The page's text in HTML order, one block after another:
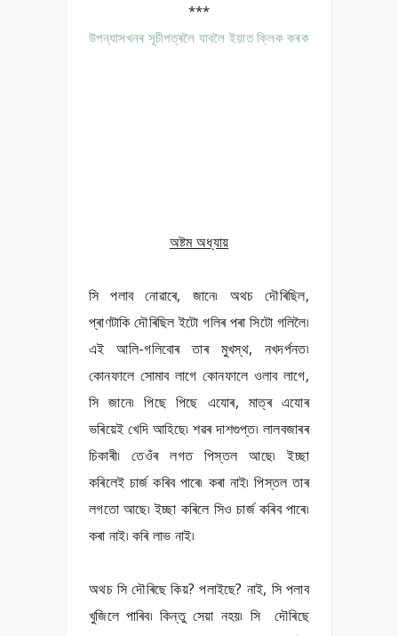
***
উপন্যাসখনৰ সূচীপত্ৰলৈ যাবলৈ ইয়াত ক্লিক কৰক
অষ্টম অধ্যায়
সি পলাব নোৱাৰে, জানে৷ অথচ দৌৰিছিল,
প্ৰাণটাকি দৌৰিছিল ইটো গলিৰ পৰা সিটো গলিলৈ৷
এই আলি-গলিবোৰ তাৰ মুখস্থ, নখদৰ্পনত৷
কোনফালে সোমাব লাগে কোনফালে ওলাব লাগে,
সি জানে৷ পিছে পিছে এযোৰ, মাত্ৰ এযোৰ
ভৰিয়েই খেদি আহিছে৷ শৱৰ দাশগুপ্ত৷ লালবজাৰৰ
চিকাৰী৷ তেওঁৰ লগত পিস্তল আছে৷ ইচ্ছা
কৰিলেই চাৰ্জ কৰিব পাৰে৷ কৰা নাই৷ পিস্তল তাৰ
লগতো আছে৷ ইচ্ছা কৰিলে সিও চাৰ্জ কৰিব পাৰে৷
কৰা নাই৷ কৰি লাভ নাই৷
অথচ সি দৌৰিছে কিয়? পলাইছে? নাই, সি পলাব
খুজিলে পাৰিব৷ কিন্তু সেয়া নহয়৷ সি দৌৰিছে